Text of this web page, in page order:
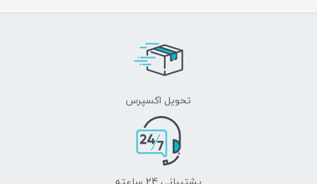
قدری شفاف و عالی است که نظر هر بیننده ای را
به خود جلب می کند. و از طرفی جلوه دیگری از
تمدن پر افتخار ایران زمین است.
تحویل اکسپرس